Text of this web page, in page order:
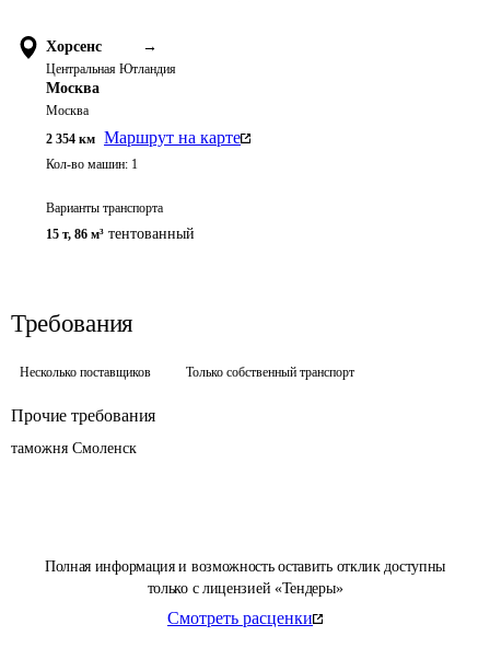
Полная информация и возможность оставить отклик доступны
только с лицензией «Тендеры»
Смотреть расценки
Хорсенс →
Центральная Ютландия
Москва
Москва
2 354 км Маршрут на карте
Кол-во машин: 1
Варианты транспорта
15 т, 86 м³ тентованный
Требования
Несколько поставщиков Только собственный транспорт
Прочие требования
таможня Смоленск